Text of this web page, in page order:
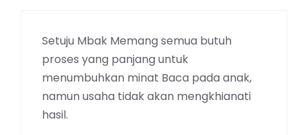
Setuju Mbak Memang semua butuh
proses yang panjang untuk
menumbuhkan minat Baca pada anak,
namun usaha tidak akan mengkhianati
hasil.